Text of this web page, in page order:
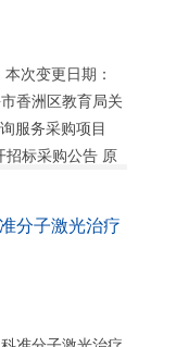
次变更日期：
香洲区教育局关
服务采购项目
招标采购公告 原
分子激光治疗